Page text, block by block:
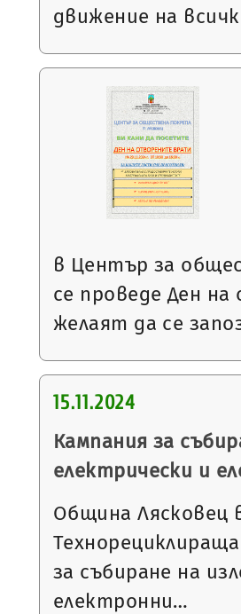
движение на
в Център за
се проведе Ден
желаят да се
15.11.2024
Кампания за
електрически и
Община Лясковец
за събиране на
електронни…